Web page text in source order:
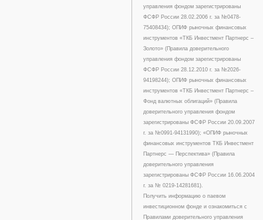
управления фондом зарегистрированы
ФСФР России 28.02.2006 г. за №0478-
75408434); ОПИФ рыночных финансовых
инструментов «ТКБ Инвестмент Партнерс –
Золото» (Правила доверительного
управления фондом зарегистрированы
ФСФР России 28.12.2010 г. за №2026-
94198244); ОПИФ рыночных финансовых
инструментов «ТКБ Инвестмент Партнерс –
Фонд валютных облигаций» (Правила
доверительного управления фондом
зарегистрированы ФСФР России 20.09.2007
г. за №0991-94131990); «ОПИФ рыночных
финансовых инструментов ТКБ Инвестмент
Партнерс — Перспектива» (Правила
доверительного управления
зарегистрированы ФСФР России 16.06.2004
г. за № 0219-14281681).
Получить информацию о паевом
инвестиционном фонде и ознакомиться с
Правилами доверительного управления